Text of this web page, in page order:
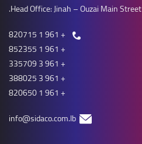
Head Office: Jinah – Ouzai Main Street.
+ 961 1 820715
+ 961 1 852355
+ 961 3 335709
+ 961 3 388025
+ 961 1 820650
info@sidaco.com.lb